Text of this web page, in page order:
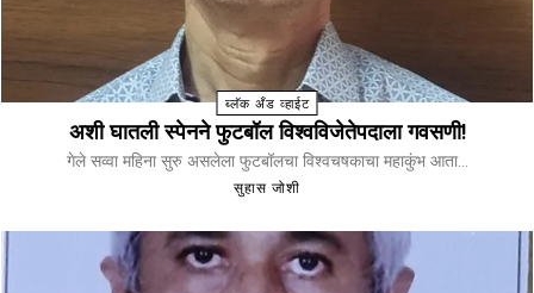
ब्लॅक अँड व्हाईट
अशी घातली स्पेनने फुटबॉल विश्वविजेतेपदाला गवसणी!
गेले सव्वा महिना सुरु असलेला फुटबॉलचा विश्वचषकाचा महाकुंभ आता...
सुहास जोशी